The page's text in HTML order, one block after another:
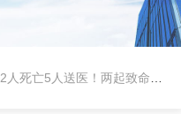
2人死亡5人送医！两起致命安全事故都因qing氟酸泄漏